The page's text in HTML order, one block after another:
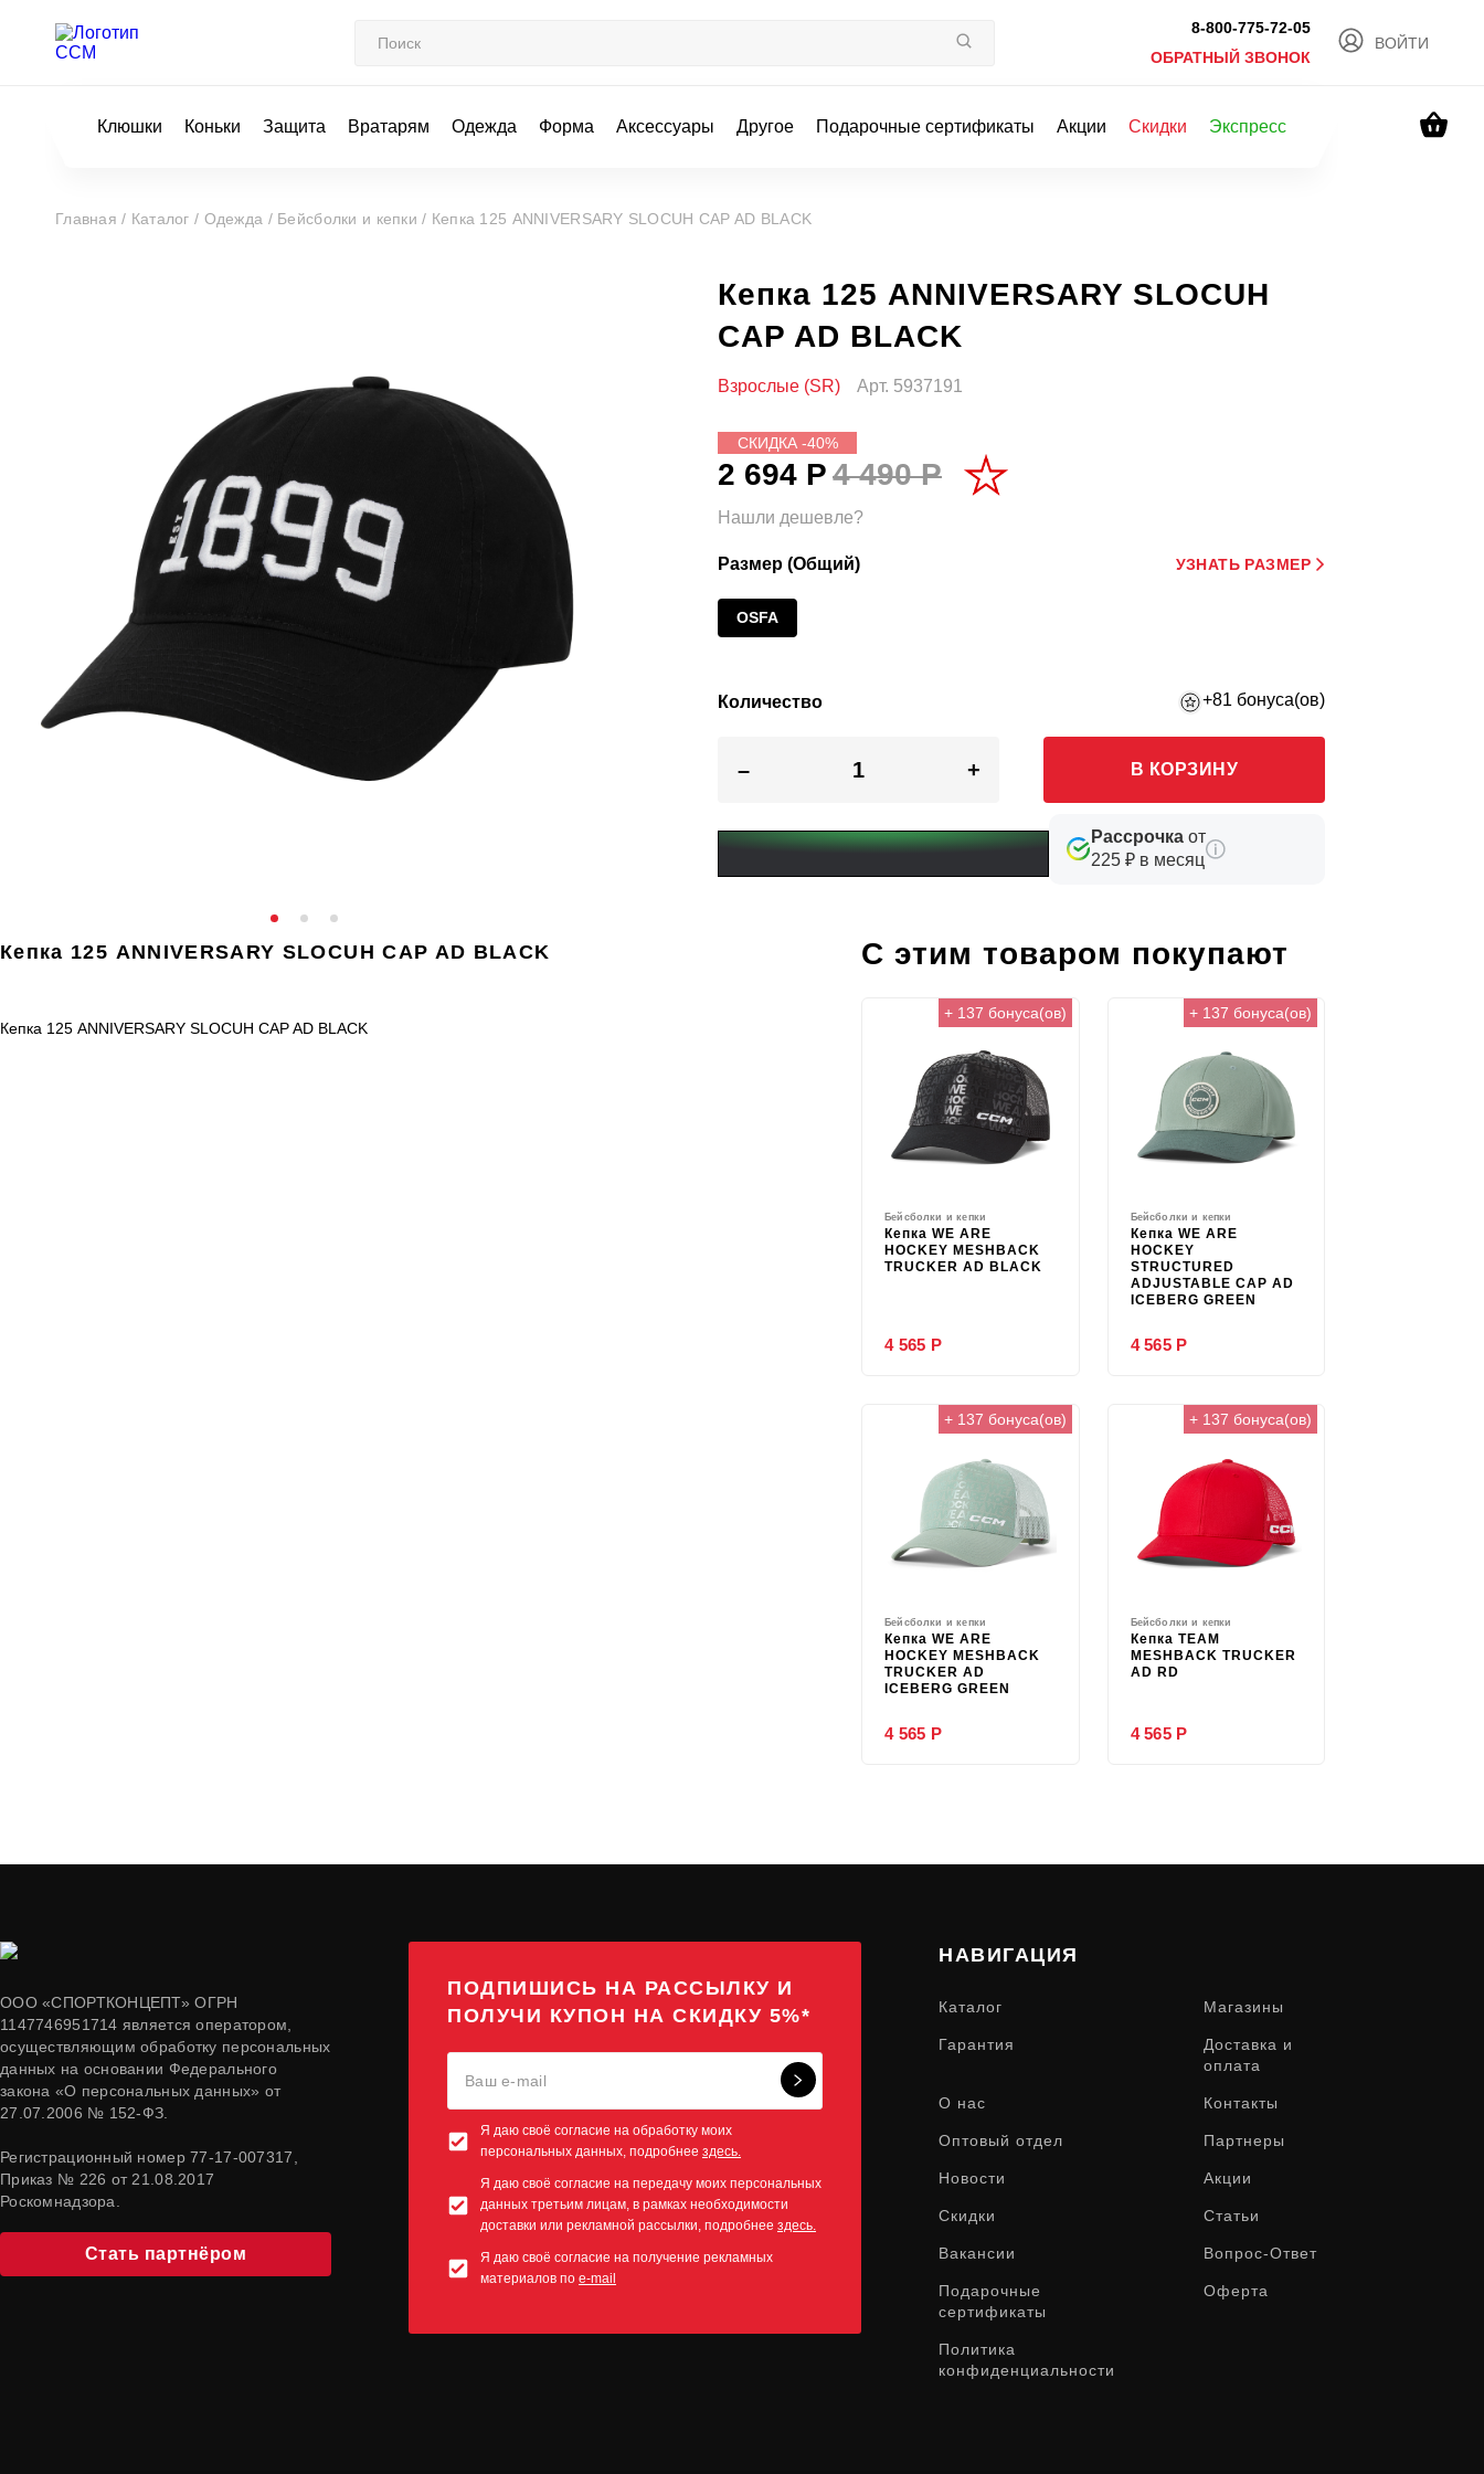
8-800-775-72-05
ОБРАТНЫЙ ЗВОНОК
ВОЙТИ
Клюшки Коньки Защита Вратарям Одежда Форма Аксессуары Другое Подарочные сертификаты Акции Скидки Экспресс
Главная / Каталог / Одежда / Бейсболки и кепки / Кепка 125 ANNIVERSARY SLOCUH CAP AD BLACK
Кепка 125 ANNIVERSARY SLOCUH
CAP AD BLACK
Взрослые (SR) Арт. 5937191
СКИДКА -40%
2 694 Р4 490 Р
Нашли дешевле?
Размер (Общий) УЗНАТЬ РАЗМЕР
OSFA
Количество +81 бонуса(ов)
– + В КОРЗИНУ
Рассрочка от
225 ₽ в месяц
Кепка 125 ANNIVERSARY SLOCUH CAP AD BLACK
Кепка 125 ANNIVERSARY SLOCUH CAP AD BLACK
С этим товаром покупают
+ 137 бонуса(ов)
Бейсболки и кепки
Кепка WE ARE
HOCKEY MESHBACK
TRUCKER AD BLACK
4 565 Р
+ 137 бонуса(ов)
Бейсболки и кепки
Кепка WE ARE
HOCKEY
STRUCTURED
ADJUSTABLE CAP AD
ICEBERG GREEN
4 565 Р
+ 137 бонуса(ов)
Бейсболки и кепки
Кепка WE ARE
HOCKEY MESHBACK
TRUCKER AD
ICEBERG GREEN
4 565 Р
+ 137 бонуса(ов)
Бейсболки и кепки
Кепка TEAM
MESHBACK TRUCKER
AD RD
4 565 Р
ООО «СПОРТКОНЦЕПТ» ОГРН
1147746951714 является оператором,
осуществляющим обработку персональных
данных на основании Федерального
закона «О персональных данных» от
27.07.2006 № 152-ФЗ.
Регистрационный номер 77-17-007317,
Приказ № 226 от 21.08.2017
Роскомнадзора.
Стать партнёром
ПОДПИШИСЬ НА РАССЫЛКУ И
ПОЛУЧИ КУПОН НА СКИДКУ 5%*
Я даю своё согласие на обработку моих
персональных данных, подробнее здесь.
Я даю своё согласие на передачу моих персональных
данных третьим лицам, в рамках необходимости
доставки или рекламной рассылки, подробнее здесь.
Я даю своё согласие на получение рекламных
материалов по e-mail
НАВИГАЦИЯ
Каталог Магазины
Гарантия
Доставка и
оплата
О нас Контакты
Оптовый отдел Партнеры
Новости Акции
Скидки Статьи
Вакансии Вопрос-Ответ
Подарочные
сертификаты
Оферта
Политика
конфиденциальности